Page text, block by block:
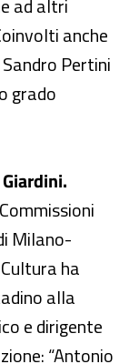
ad altri
anche
Pertini
grado
Milano-
ha
alla
e dirigente
“Antonio